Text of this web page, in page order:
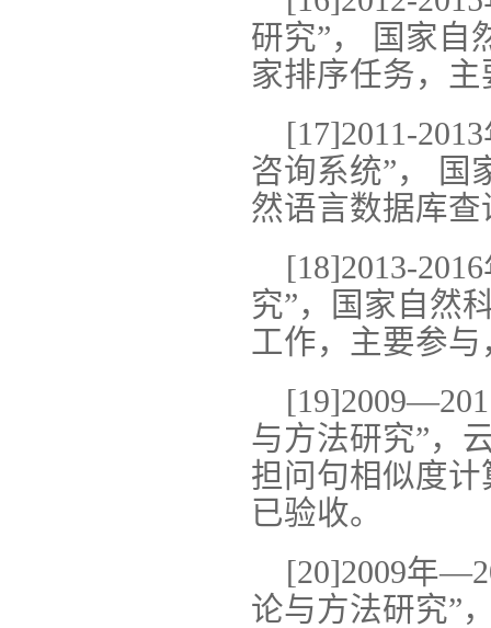
研究”， 国家自
家排序任务，
[17]2011-
咨询系统”， 国
然语言数据库
[18]2013-
究”，国家自然
工作，主要参
与方法研究”，
担问句相似度
已验收。
[20]2009年
论与方法研究”